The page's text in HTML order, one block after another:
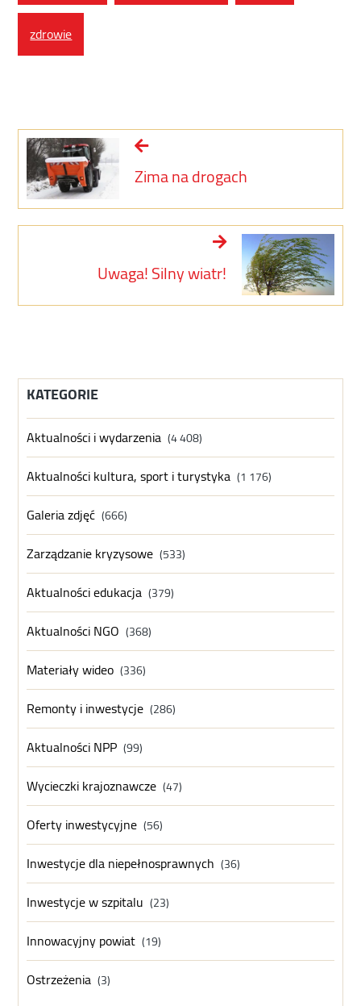
zdrowie
Zima na drogach
Uwaga! Silny wiatr!
KATEGORIE
Aktualności i wydarzenia (4 408)
Aktualności kultura, sport i turystyka (1 176)
Galeria zdjęć (666)
Zarządzanie kryzysowe (533)
Aktualności edukacja (379)
Aktualności NGO (368)
Materiały wideo (336)
Remonty i inwestycje (286)
Aktualności NPP (99)
Wycieczki krajoznawcze (47)
Oferty inwestycyjne (56)
Inwestycje dla niepełnosprawnych (36)
Inwestycje w szpitalu (23)
Innowacyjny powiat (19)
Ostrzeżenia (3)